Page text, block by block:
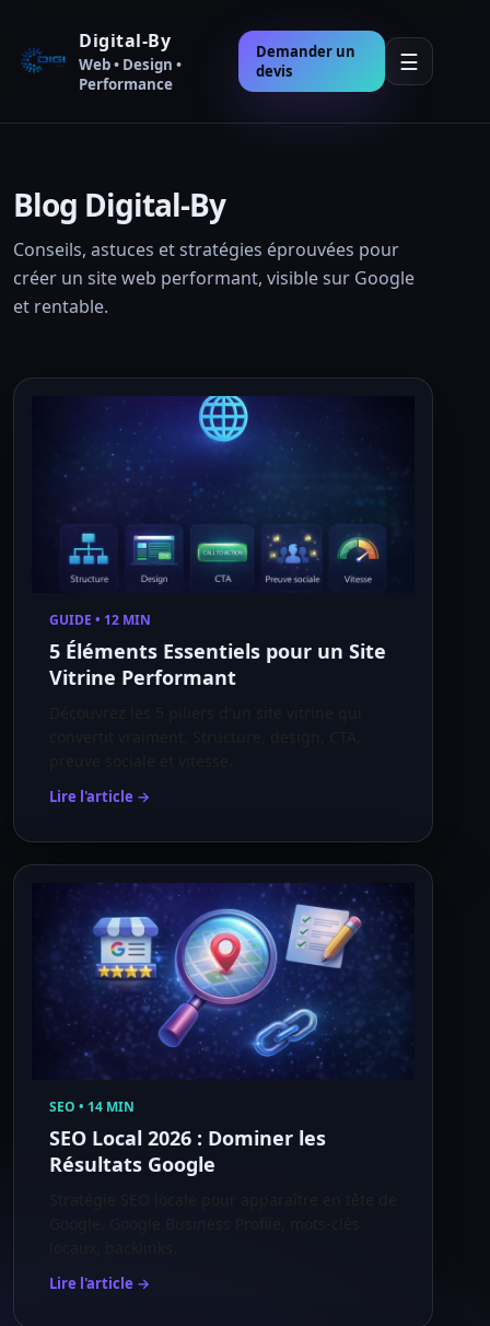
Digital-By
Web • Design •
Performance
Demander un
devis
☰
Blog Digital-By
Conseils, astuces et stratégies éprouvées pour
créer un site web performant, visible sur Google
et rentable.
GUIDE • 12 MIN
5 Éléments Essentiels pour un Site
Vitrine Performant
Lire l'article →
SEO • 14 MIN
SEO Local 2026 : Dominer les
Résultats Google
Lire l'article →